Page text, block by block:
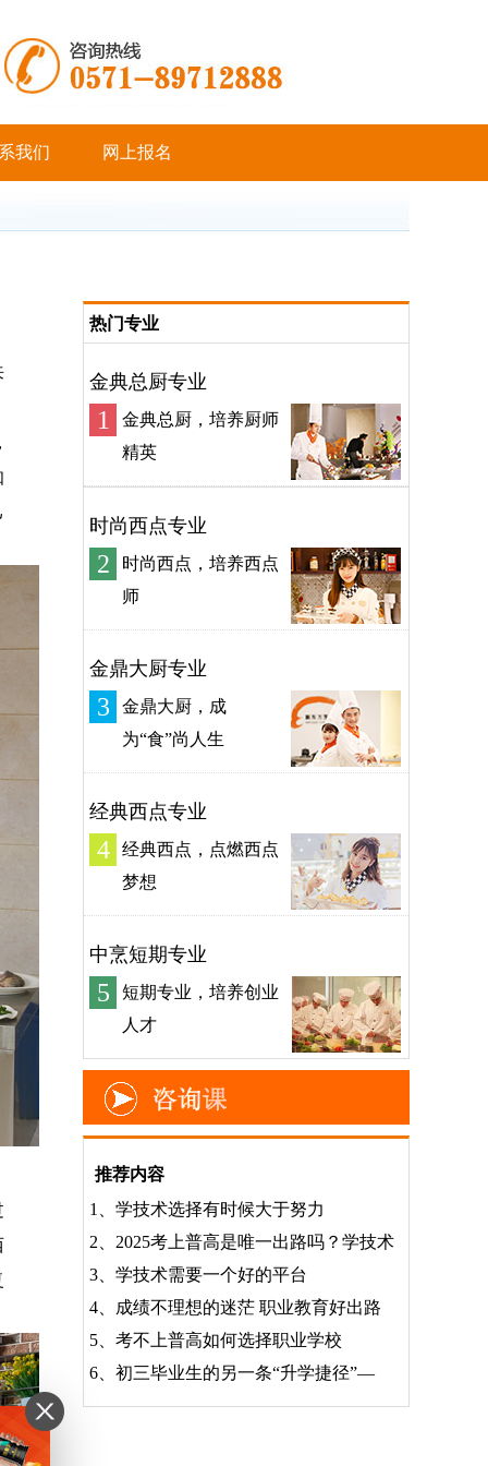
我们 网上报名
热门专业
金典总厨专业
1
金典总厨，培养厨师
精英
时尚西点专业
2
时尚西点，培养西点
师
金鼎大厨专业
3
金鼎大厨，成
为“食”尚人生
经典西点专业
4
经典西点，点燃西点
梦想
中烹短期专业
5
短期专业，培养创业
人才
推荐内容
1、 学技术选择有时候大于努力
2、 2025考上普高是唯一出路吗？学技术
3、 学技术需要一个好的平台
4、
成绩不理想的迷茫 职业教育好出路
5、 考不上普高如何选择职业学校
6、 初三毕业生的另一条“升学捷径”—